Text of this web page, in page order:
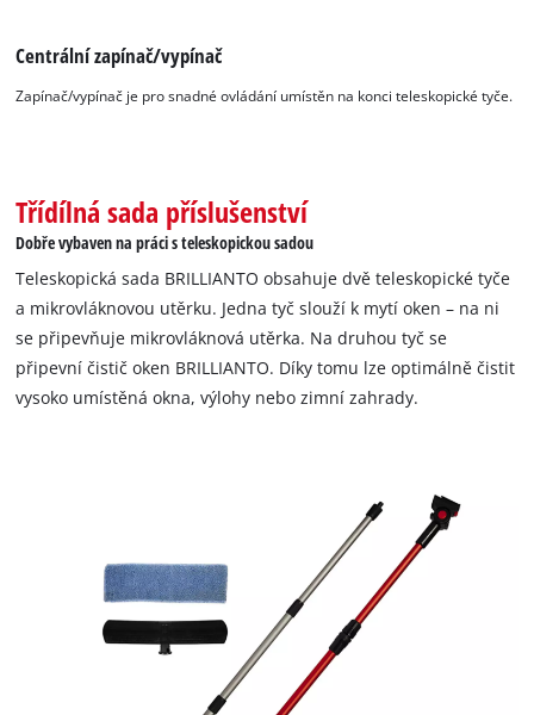
Centrální zapínač/vypínač
Zapínač/vypínač je pro snadné ovládání umístěn na konci teleskopické tyče.
Třídílná sada příslušenství
Dobře vybaven na práci s teleskopickou sadou
Teleskopická sada BRILLIANTO obsahuje dvě teleskopické tyče
a mikrovláknovou utěrku. Jedna tyč slouží k mytí oken – na ni
se připevňuje mikrovláknová utěrka. Na druhou tyč se
připevní čistič oken BRILLIANTO. Díky tomu lze optimálně čistit
vysoko umístěná okna, výlohy nebo zimní zahrady.